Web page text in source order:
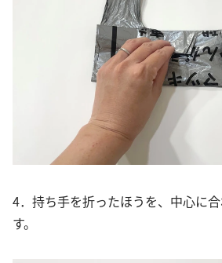
4．持ち手を折ったほうを、中心に
す。